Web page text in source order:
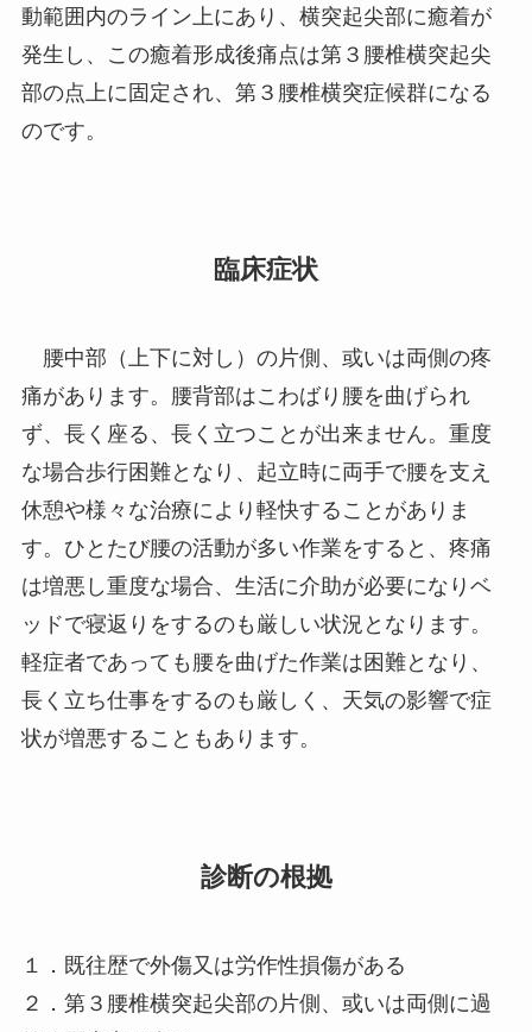
動範囲内のライン上にあり、横突起尖部に癒着が
発生し、この癒着形成後痛点は第３腰椎横突起尖
部の点上に固定され、第３腰椎横突症候群になる
のです。
臨床症状
腰中部（上下に対し）の片側、或いは両側の疼
痛があります。腰背部はこわばり腰を曲げられ
ず、長く座る、長く立つことが出来ません。重度
な場合歩行困難となり、起立時に両手で腰を支え
休憩や様々な治療により軽快することがありま
す。ひとたび腰の活動が多い作業をすると、疼痛
は増悪し重度な場合、生活に介助が必要になりベ
ッドで寝返りをするのも厳しい状況となります。
軽症者であっても腰を曲げた作業は困難となり、
長く立ち仕事をするのも厳しく、天気の影響で症
状が増悪することもあります。
診断の根拠
１．既往歴で外傷又は労作性損傷がある
２．第３腰椎横突起尖部の片側、或いは両側に過